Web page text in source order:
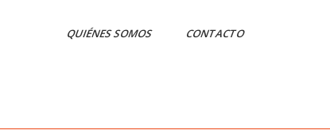
QUIÉNES SOMOS CONTACTO